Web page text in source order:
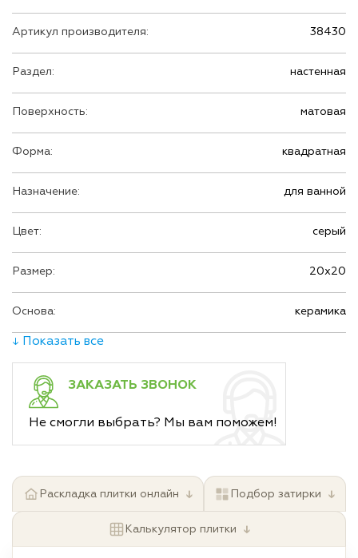
Артикул производителя: 38430
Раздел: настенная
Поверхность: матовая
Форма: квадратная
Назначение: для ванной
Цвет: серый
Размер: 20х20
Основа: керамика
↓ Показать все
ЗАКАЗАТЬ ЗВОНОК
Не смогли выбрать? Мы вам поможем!
Раскладка плитки онлайн ↓ Подбор затирки ↓
Калькулятор плитки ↓